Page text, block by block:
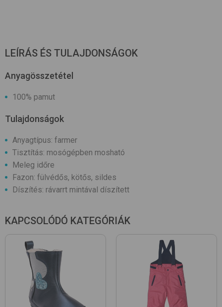
LEÍRÁS ÉS TULAJDONSÁGOK
Anyagösszetétel
100% pamut
Tulajdonságok
Anyagtípus: farmer
Tisztítás: mosógépben mosható
Meleg időre
Fazon: fülvédős, kötős, sildes
Díszítés: rávarrt mintával díszített
KAPCSOLÓDÓ KATEGÓRIÁK